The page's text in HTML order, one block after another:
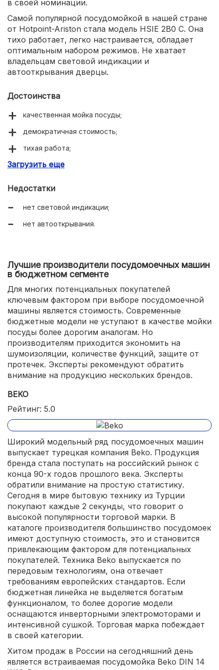
в своей номинации.
Самой популярной посудомойкой в нашей стране
от Hotpoint-Ariston стала модель HSIE 2B0 C. Она
тихо работает, легко настраивается, обладает
оптимальным набором режимов. Не хватает
владельцам световой индикации и
автооткрывания дверцы.
Достоинства
качественная мойка посуды;
демократичная стоимость;
тихая работа;
оптимальный набор режимов.
Загрузить еще
Недостатки
нет световой индикации;
нет автооткрывания.
Лучшие производители посудомоечных машин
в бюджетном сегменте
Для многих потенциальных покупателей
ключевым фактором при выборе посудомоечной
машины является стоимость. Современные
бюджетные модели не уступают в качестве мойки
посуды более дорогим аналогам. Но
производителям приходится экономить на
шумоизоляции, количестве функций, защите от
протечек. Эксперты рекомендуют обратить
внимание на продукцию нескольких брендов.
BEKO
Рейтинг: 5.0
Широкий модельный ряд посудомоечных машин
выпускает турецкая компания Beko. Продукция
бренда стала поступать на российский рынок с
конца 90-х годов прошлого века. Эксперты
обратили внимание на простую статистику.
Сегодня в мире бытовую технику из Турции
покупают каждые 2 секунды, что говорит о
высокой популярности торговой марки. В
каталоге производителя большинство посудомоек
имеют доступную стоимость, это и становится
привлекающим фактором для потенциальных
покупателей. Техника Beko выпускается по
передовым технологиям, она отвечает
требованиям европейских стандартов. Если
бюджетная линейка не выделяется богатым
функционалом, то более дорогие модели
оснащаются инверторными электромоторами и
интенсивной сушкой. Торговая марка побеждает
в своей категории.
Хитом продаж в России на сегодняшний день
является встраиваемая посудомойка Beko DIN 14